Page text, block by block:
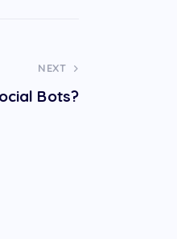
NEXT
Bots?